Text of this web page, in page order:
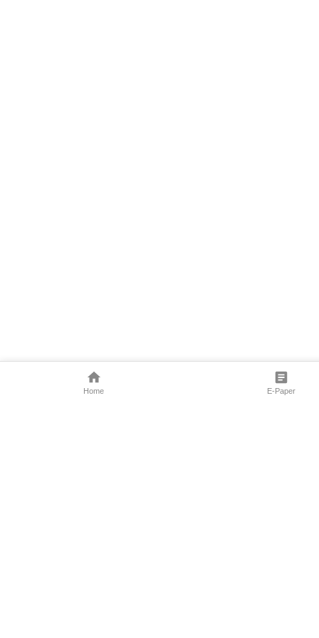
Home E-Paper